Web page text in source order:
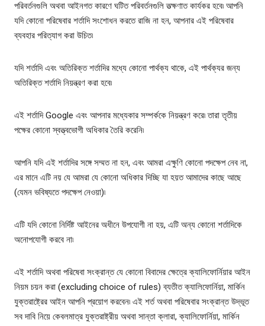
পরিবর্তনগুলি অথবা আইনগত কারণে ঘটিত পরিবর্তনগুলি তত্ক্ষণাত কার্যকর হবে৷ আপনি
যদি কোনো পরিষেবার শর্তাদি সংশোধন করতে রাজি না হন, আপনার এই পরিষেবার
ব্যবহার পরিত্যাগ করা উচিত৷
যদি শর্তাদি এবং অতিরিক্ত শর্তাদির মধ্যে কোনো পার্থক্য থাকে, এই পার্থক্যর জন্য
অতিরিক্ত শর্তাদি নিয়ন্ত্রণ করা হবে৷
এই শর্তাদি Google এবং আপনার মধ্যেকার সম্পর্ককে নিয়ন্ত্রণ করে৷ তারা তৃতীয়
পক্ষের কোনো স্বত্ত্বভোগী অধিকার তৈরি করেনি৷
আপনি যদি এই শর্তাদির সঙ্গে সম্মত না হন, এবং আমরা এক্ষুণি কোনো পদক্ষেপ নেব না,
এর মানে এটি নয় যে আমরা যে কোনো অধিকার দিচ্ছি যা হয়ত আমাদের কাছে আছে
(যেমন ভবিষ্যতে পদক্ষেপ নেওয়া)৷
এটি যদি কোনো নির্দিষ্ট আইনের অধীনে উপযোগী না হয়, এটি অন্য কোনো শর্তাদিকে
অনোপযোগী করবে না৷
এই শর্তাদি অথবা পরিষেবা সংক্রান্ত যে কোনো বিবাদের ক্ষেত্রে ক্যালিফোর্নিয়ার আইন
নিয়ম চয়ন করা (excluding choice of rules) ব্যতীত ক্যালিফোর্নিয়া, মার্কিন
যুক্তরাষ্ট্রের আইন আপনি প্রয়োগ করবেন৷ এই শর্ত অথবা পরিষেবার সংক্রান্ত উদ্ভূত
সব দাবি নিয়ে কেবলমাত্র যুক্তরাষ্ট্রীয় অথবা সান্তা ক্লারা, ক্যালিফোর্নিয়া, মার্কিন